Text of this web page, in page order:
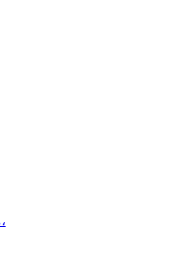
مسجد سيدي بن عيسى - قليبية،